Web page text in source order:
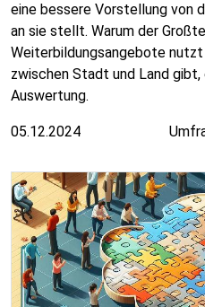
eine bessere Vorstellung von
an sie stellt. Warum der
Weiterbildungsangebote
zwischen Stadt und Land gibt,
Auswertung.
05.12.2024